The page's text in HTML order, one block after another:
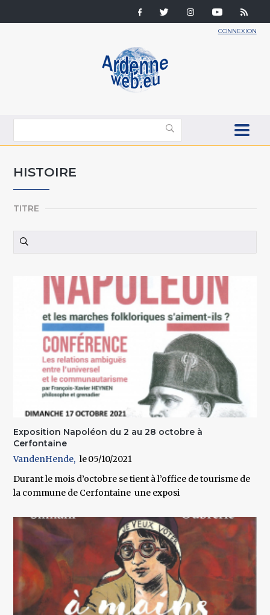
CONNEXION
HISTOIRE
TITRE
Exposition Napoléon du 2 au 28 octobre à
Cerfontaine
VandenHende
05/10/2021
Durant le mois d’octobre se tient à l’office de tourisme de
la commune de Cerfontaine une exposi